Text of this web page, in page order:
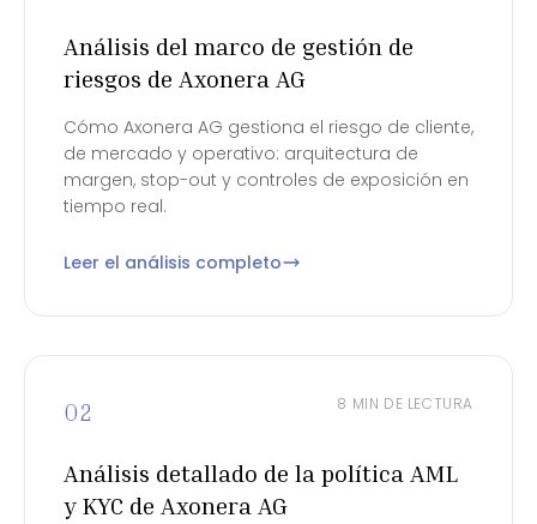
Análisis del marco de gestión de
riesgos de Axonera AG
Cómo Axonera AG gestiona el riesgo de cliente,
de mercado y operativo: arquitectura de
margen, stop-out y controles de exposición en
tiempo real.
Leer el análisis completo
02 8 MIN DE LECTURA
Análisis detallado de la política AML
y KYC de Axonera AG